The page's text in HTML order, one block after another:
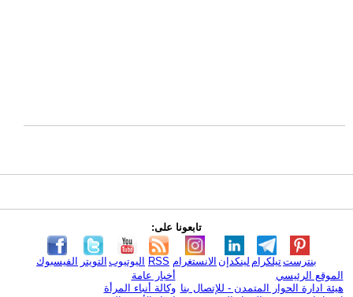
تابعونا على:
الفيسبوك التويتر اليوتيوب RSS الانستغرام لينكدإن تيلكرامبنترست
الموقع الرئيسي
هيئة ادارة الحوار المتمدن - للإتصال بنا
أخبار عامة
وكالة أنباء المرأة